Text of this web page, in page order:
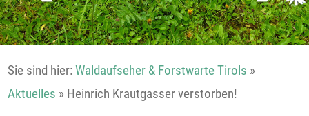
Sie sind hier:Waldaufseher & Forstwarte Tirols »
Aktuelles » Heinrich Krautgasser verstorben!